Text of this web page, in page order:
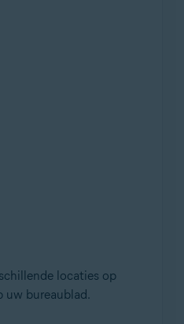
locaties op
uw bureaublad.